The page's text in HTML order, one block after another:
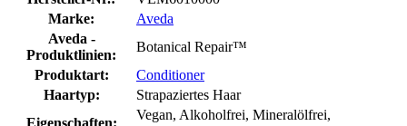
Marke:
Aveda
Aveda -
Produktlinien:
Botanical Repair™
Produktart:
Conditioner
Haartyp:
Strapaziertes Haar
Eigenschaften:
Vegan, Alkoholfrei, Mineralölfrei,